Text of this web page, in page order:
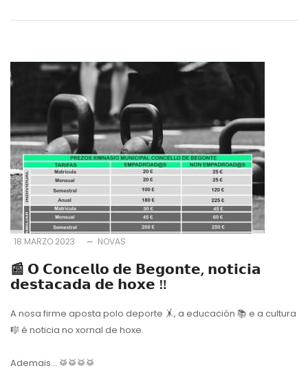
18 MARZO 2023 NOVAS
📰 𝗢 𝗖𝗼𝗻𝗰𝗲𝗹𝗹𝗼 𝗱𝗲 𝗕𝗲𝗴𝗼𝗻𝘁𝗲, 𝗻𝗼𝘁𝗶𝗰𝗶𝗮
𝗱𝗲𝘀𝘁𝗮𝗰𝗮𝗱𝗮 𝗱𝗲 𝗵𝗼𝘅𝗲 ‼️
A nosa firme aposta polo deporte 🤸, a educación 📚 e a cultura
🎼 é noticia no xornal de hoxe.
Ademais... 🥁🥁🥁🥁